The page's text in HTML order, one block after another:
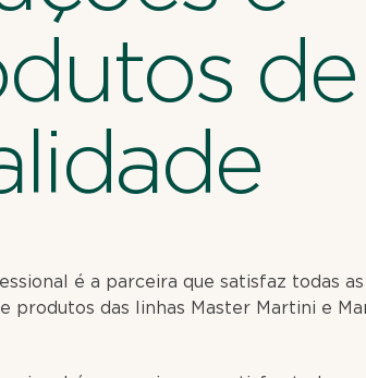
de
é a parceira que satisfaz todas as
produtos das linhas Master Martini e